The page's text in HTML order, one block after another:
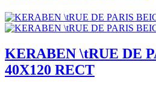
KERABEN \tRUE DE
40X120 RECT